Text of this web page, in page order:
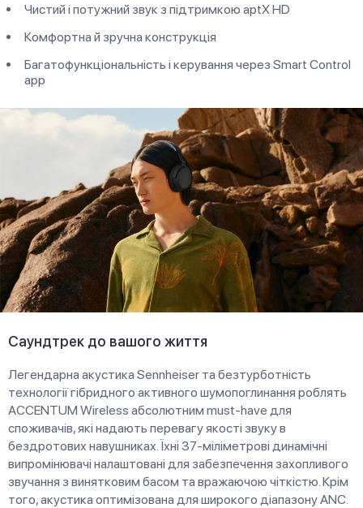
Чистий і потужний звук з підтримкою aptX HD
Комфортна й зручна конструкція
Багатофункціональність і керування через Smart Control
app
Саундтрек до вашого життя
Легендарна акустика Sennheiser та безтурботність
технології гібридного активного шумопоглинання роблять
ACCENTUM Wireless абсолютним must-have для
споживачів, які надають перевагу якості звуку в
бездротових навушниках. Їхні 37-міліметрові динамічні
випромінювачі налаштовані для забезпечення захопливого
звучання з винятковим басом та вражаючою чіткістю. Крім
того, акустика оптимізована для широкого діапазону ANC.